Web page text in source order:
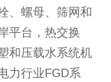
、螺母、筛网和
平台，热交换
和压载水系统机
力行业FGD系